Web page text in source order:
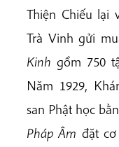
Thiện Chiếu lại
Trà Vinh gửi
Kinh gồm 750
Năm 1929,
san Phật học
Pháp Âm đặt